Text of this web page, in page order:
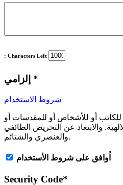
: Characters Left
*
شروط الاستخدام
للكاتب أو للأشخاص أو للمقدسات أو
والابتعاد عن التحريض الطائفي
والعنصري والشتائم.
اُوافق على شروط الأستخدام
Security Code*